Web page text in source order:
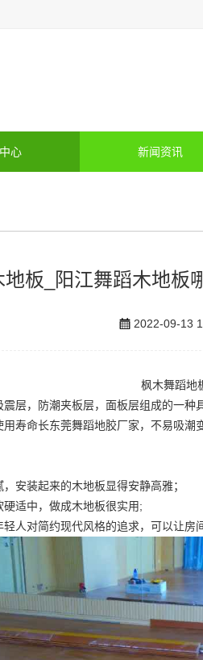
心 新闻资讯
地板_阳江舞蹈木地板
2022-09-13
枫木舞蹈地
层，防潮夹板层，面板层组成的一
用寿命长东莞舞蹈地胶厂家，不易吸潮
安装起来的木地板显得安静高雅；
适中，做成木地板很实用;
人对简约现代风格的追求，可以让房